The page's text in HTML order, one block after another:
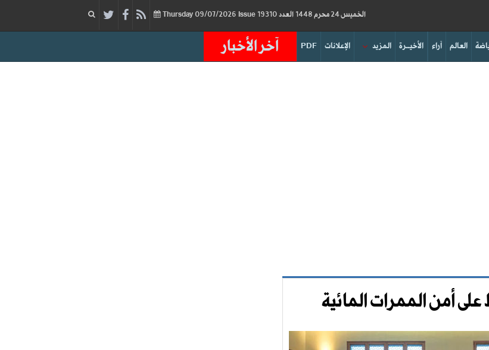
الخميس 24 محرم 1448 العدد 19310 09/07/2026 Issue
آخر الأخبار PDF الإعلانات المزيد الأخيــرة آراء العالم
أمن الممرات المائية